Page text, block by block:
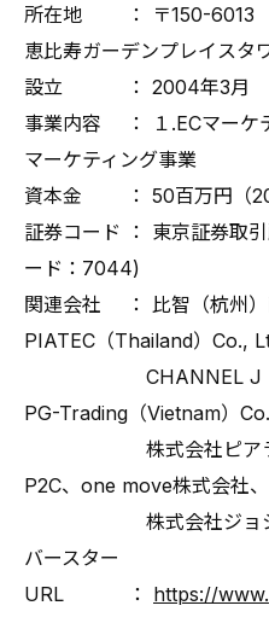
所在地 ： 〒150-6013
恵比寿ガーデンプレイスタ
設立 ： 2004年3月
事業内容 ： １.ECマーケ
マーケティング事業
資本金 ： 50百万円（
証券コード ： 東京証券取
ード：7044)
関連会社 ： 比智（杭州）
PIATEC（Thailand）Co.,
CHANNEL J（
PG-Trading（Vietnam）
株式会社ピアラベ
P2C、one move株式会社、
株式会社ジョシュ
バースター
URL ： https://